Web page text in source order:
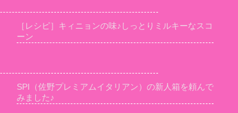
［レシピ］キィニョンの味♪しっとりミルキーなスコ
ーン
SPI（佐野プレミアムイタリアン）の新人箱を頼んで
みました♪